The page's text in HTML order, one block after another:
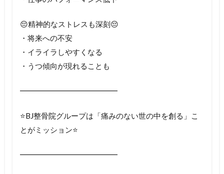
😔精神的なストレスも深刻😔
・将来への不安
・イライラしやすくなる
・うつ傾向が現れることも
━━━━━━━━━━━━━
⭐️BJ整骨院グループは「痛みのない世の中を創る」こ
とがミッション⭐️
━━━━━━━━━━━━━